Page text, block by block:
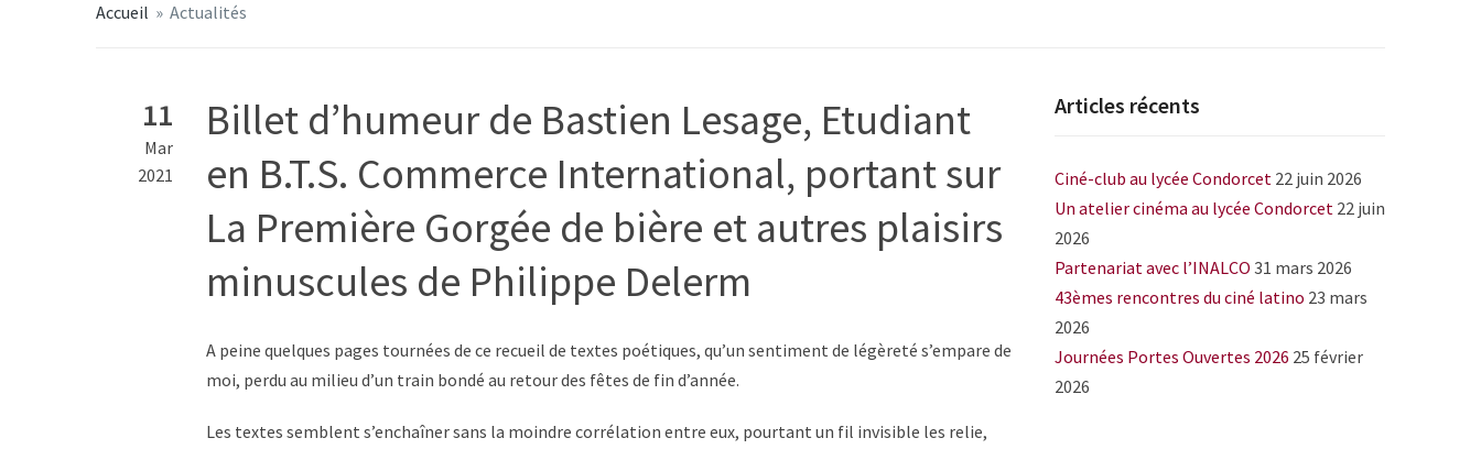
Accueil » Actualités
11
Mar
2021
Billet d’humeur de Bastien Lesage, Etudiant
en B.T.S. Commerce International, portant sur
La Première Gorgée de bière et autres plaisirs
minuscules de Philippe Delerm
A peine quelques pages tournées de ce recueil de textes poétiques, qu’un sentiment de légèreté s’empare de
moi, perdu au milieu d’un train bondé au retour des fêtes de fin d’année.
Les textes semblent s’enchaîner sans la moindre corrélation entre eux, pourtant un fil invisible les relie,
Articles récents
Ciné-club au lycée Condorcet 22 juin 2026
Un atelier cinéma au lycée Condorcet 22 juin
2026
Partenariat avec l’INALCO 31 mars 2026
43èmes rencontres du ciné latino 23 mars
2026
Journées Portes Ouvertes 2026 25 février
2026